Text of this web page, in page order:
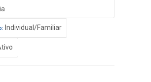
Individual/Familiar